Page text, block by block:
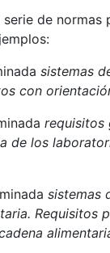
de normas
sistemas
con
requisitos
de los
sistemas
Requisitos